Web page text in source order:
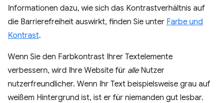
Informationen dazu, wie sich das Kontrastverhältnis auf
die Barrierefreiheit auswirkt, finden Sie unter Farbe und
Kontrast.
Wenn Sie den Farbkontrast Ihrer Textelemente
verbessern, wird Ihre Website für alleNutzer
nutzerfreundlicher. Wenn Ihr Text beispielsweise grau auf
weißem Hintergrund ist, ist er für niemanden gut lesbar.